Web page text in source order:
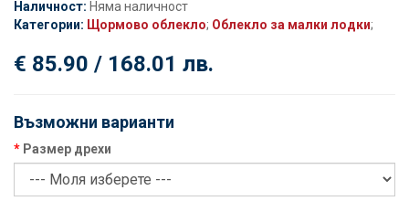
Наличност: Няма наличност
Категории: Щормово облекло; Облекло за малки лодки;
€ 85.90 / 168.01 лв.
Възможни варианти
Размер дрехи